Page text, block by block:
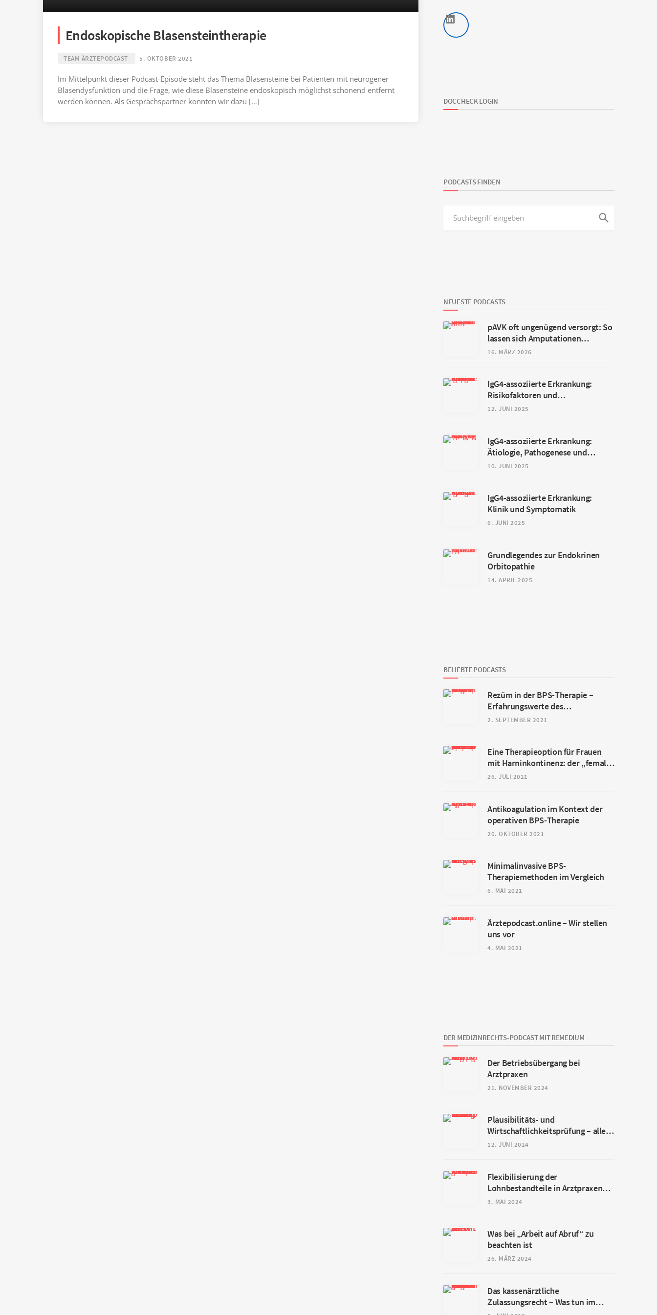
Endoskopische Blasensteintherapie
TEAM ÄRZTEPODCAST 5. OKTOBER 2021
Im Mittelpunkt dieser Podcast-Episode steht das Thema Blasensteine bei Patienten mit neurogener
Blasendysfunktion und die Frage, wie diese Blasensteine endoskopisch möglichst schonend entfernt
werden können. Als Gesprächspartner konnten wir dazu […]
LinkedIn
DOCCHECK LOGIN
PODCASTS FINDEN
search
NEUESTE PODCASTS
pAVK oft ungenügend versorgt: So
lassen sich Amputationen
vermeiden
16. MÄRZ 2026
IgG4-assoziierte Erkrankung:
Risikofaktoren und
interdisziplinäre Patientenreise
12. JUNI 2025
IgG4-assoziierte Erkrankung:
Ätiologie, Pathogenese und
Diagnostik
10. JUNI 2025
IgG4-assoziierte Erkrankung:
Klinik und Symptomatik
6. JUNI 2025
Grundlegendes zur Endokrinen
Orbitopathie
14. APRIL 2025
BELIEBTE PODCASTS
Rezüm in der BPS-Therapie –
Erfahrungswerte des
Universitätsspitals Basel
2. SEPTEMBER 2021
Eine Therapieoption für Frauen
mit Harninkontinenz: der „female
Sphinkter“ (fAUS)
26. JULI 2021
Antikoagulation im Kontext der
operativen BPS-Therapie
20. OKTOBER 2021
Minimalinvasive BPS-
Therapiemethoden im Vergleich
6. MAI 2021
Ärztepodcast.online – Wir stellen
uns vor
4. MAI 2021
DER MEDIZINRECHTS-PODCAST MIT REMEDIUM
Der Betriebsübergang bei
Arztpraxen
21. NOVEMBER 2024
Plausibilitäts- und
Wirtschaftlichkeitsprüfung – alles,
was man wissen muss
12. JUNI 2024
Flexibilisierung der
Lohnbestandteile in Arztpraxen
und Kliniken
3. MAI 2024
Was bei „Arbeit auf Abruf“ zu
beachten ist
26. MÄRZ 2024
Das kassenärztliche
Zulassungsrecht – Was tun im